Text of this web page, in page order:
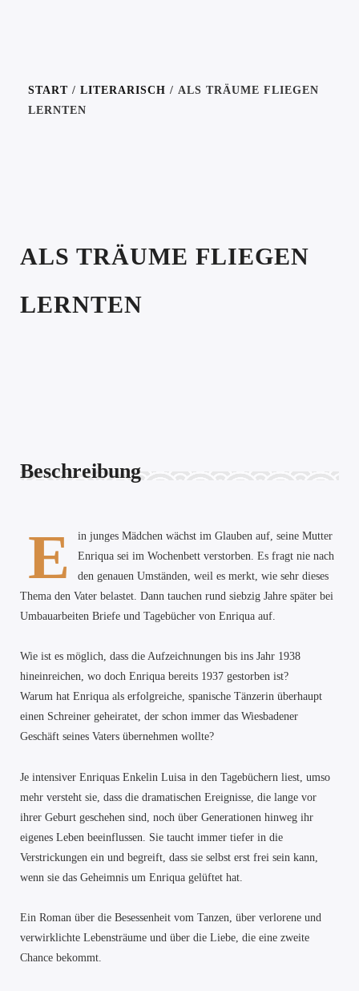
START / LITERARISCH / ALS TRÄUME FLIEGEN
LERNTEN
ALS TRÄUME FLIEGEN
LERNTEN
Beschreibung
E
in junges Mädchen wächst im Glauben auf, seine Mutter
Enriqua sei im Wochenbett verstorben. Es fragt nie nach
den genauen Umständen, weil es merkt, wie sehr dieses
Thema den Vater belastet. Dann tauchen rund siebzig Jahre später bei
Umbauarbeiten Briefe und Tagebücher von Enriqua auf.
Wie ist es möglich, dass die Aufzeichnungen bis ins Jahr 1938
hineinreichen, wo doch Enriqua bereits 1937 gestorben ist?
Warum hat Enriqua als erfolgreiche, spanische Tänzerin überhaupt
einen Schreiner geheiratet, der schon immer das Wiesbadener
Geschäft seines Vaters übernehmen wollte?
Je intensiver Enriquas Enkelin Luisa in den Tagebüchern liest, umso
mehr versteht sie, dass die dramatischen Ereignisse, die lange vor
ihrer Geburt geschehen sind, noch über Generationen hinweg ihr
eigenes Leben beeinflussen. Sie taucht immer tiefer in die
Verstrickungen ein und begreift, dass sie selbst erst frei sein kann,
wenn sie das Geheimnis um Enriqua gelüftet hat.
Ein Roman über die Besessenheit vom Tanzen, über verlorene und
verwirklichte Lebensträume und über die Liebe, die eine zweite
Chance bekommt.